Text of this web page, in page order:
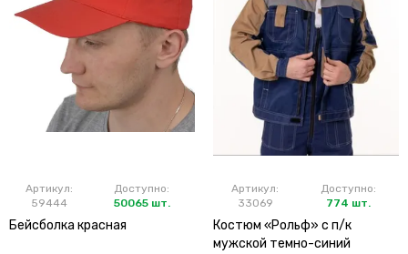
Артикул:
59444
Доступно:
50065 шт.
Бейсболка красная
Артикул:
33069
Доступно:
774 шт.
Костюм «Рольф» с п/к
мужской темно-синий